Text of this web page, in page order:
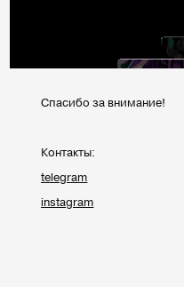
Спасибо за внимание!
Контакты:
telegram
instagram